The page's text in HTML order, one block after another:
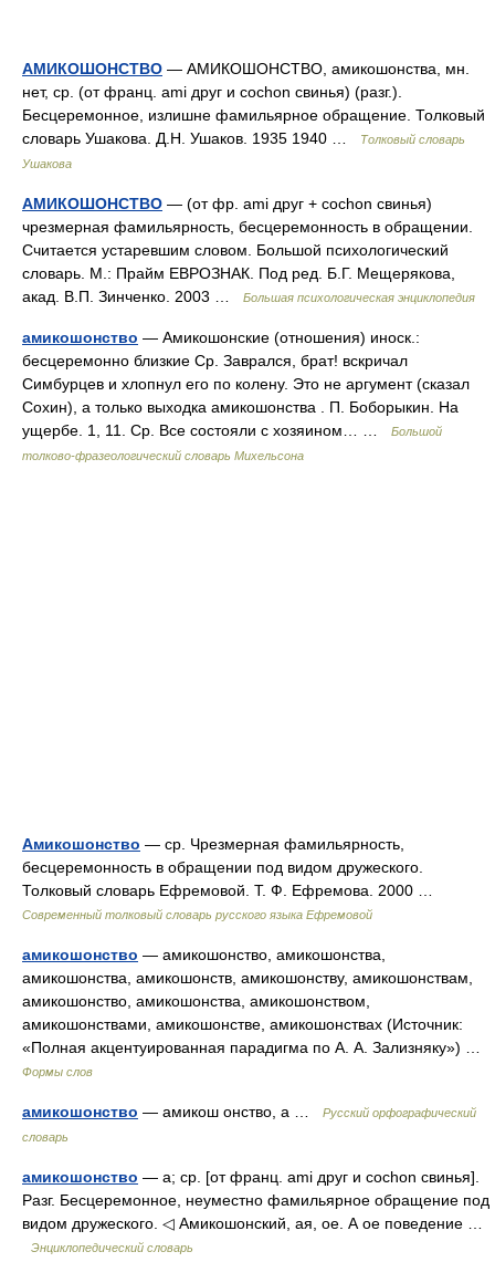
АМИКОШОНСТВО — АМИКОШОНСТВО, амикошонства, мн.
нет, ср. (от франц. ami друг и cochon свинья) (разг.).
Бесцеремонное, излишне фамильярное обращение. Толковый
словарь Ушакова. Д.Н. Ушаков. 1935 1940 …
Толковый словарь
Ушакова
АМИКОШОНСТВО — (от фр. ami друг + cochon свинья)
чрезмерная фамильярность, бесцеремонность в обращении.
Считается устаревшим словом. Большой психологический
словарь. М.: Прайм ЕВРОЗНАК. Под ред. Б.Г. Мещерякова,
акад. В.П. Зинченко. 2003 …
Большая психологическая энциклопедия
амикошонство — Амикошонские (отношения) иноск.:
бесцеремонно близкие Ср. Заврался, брат! вскричал
Симбурцев и хлопнул его по колену. Это не аргумент (сказал
Сохин), а только выходка амикошонства . П. Боборыкин. На
ущербе. 1, 11. Ср. Все состояли с хозяином… …
Большой
толково-фразеологический словарь Михельсона
Амикошонство — ср. Чрезмерная фамильярность,
бесцеремонность в обращении под видом дружеского.
Толковый словарь Ефремовой. Т. Ф. Ефремова. 2000 …
Современный толковый словарь русского языка Ефремовой
амикошонство — амикошонство, амикошонства,
амикошонства, амикошонств, амикошонству, амикошонствам,
амикошонство, амикошонства, амикошонством,
амикошонствами, амикошонстве, амикошонствах (Источник:
«Полная акцентуированная парадигма по А. А. Зализняку») …
Формы слов
амикошонство — амикош онство, а …
Русский орфографический
словарь
амикошонство — а; ср. [от франц. ami друг и cochon свинья].
Разг. Бесцеремонное, неуместно фамильярное обращение под
видом дружеского. ◁ Амикошонский, ая, ое. А ое поведение …
Энциклопедический словарь